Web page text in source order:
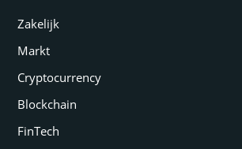
Zakelijk
Markt
Cryptocurrency
Blockchain
FinTech